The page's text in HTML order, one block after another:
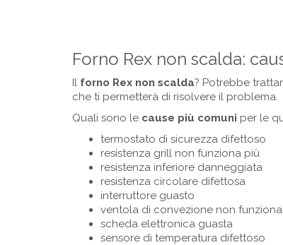
Forno Rex non scalda:
Il forno Rex non scalda? Potrebbe
che ti permetterà di risolvere il problema.
Quali sono le cause più comuni per le
termostato di sicurezza difettoso
resistenza grill non funziona più
resistenza inferiore danneggiata
resistenza circolare difettosa
interruttore guasto
ventola di convezione non
scheda elettronica guasta
sensore di temperatura difettoso